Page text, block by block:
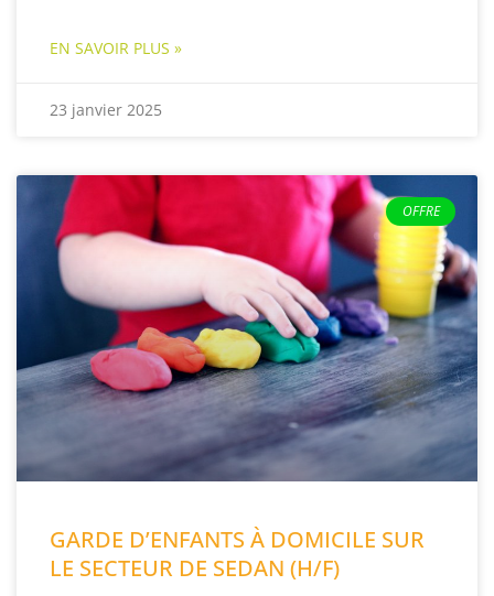
EN SAVOIR PLUS »
23 janvier 2025
OFFRE
GARDE D’ENFANTS À DOMICILE SUR
LE SECTEUR DE SEDAN (H/F)